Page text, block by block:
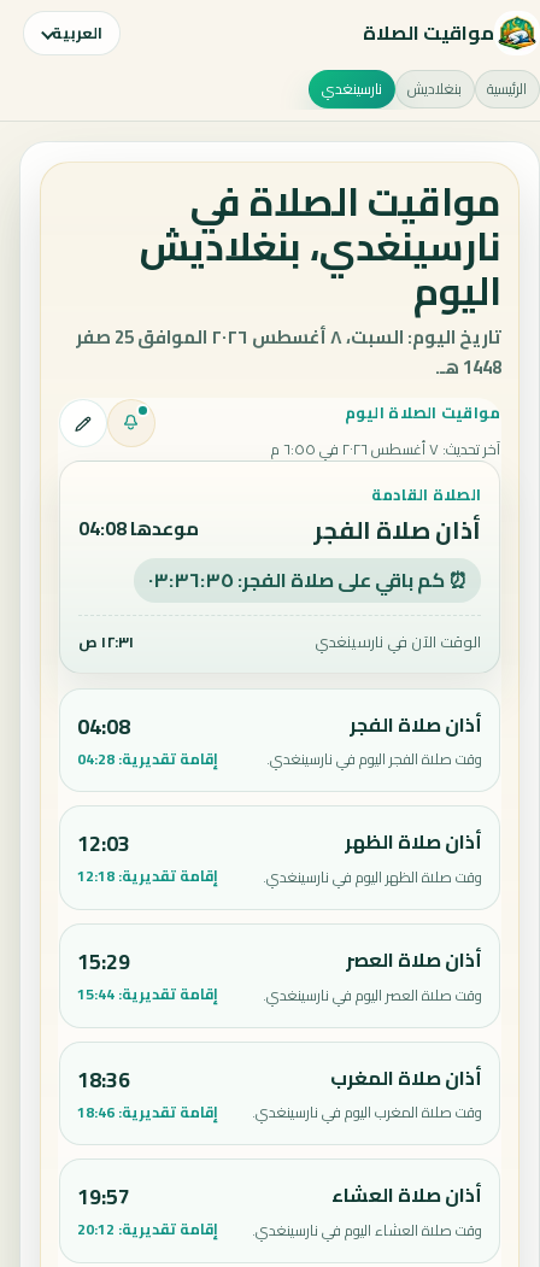
مواقيت الصلاة العربية
الرئيسية بنغلاديش نارسينغدي
مواقيت الصلاة في
نارسينغدي، بنغلاديش
اليوم
تاريخ اليوم: السبت، ٨ أغسطس ٢٠٢٦ الموافق 25 صفر
1448 هـ.
مواقيت الصلاة اليوم
آخر تحديث:٧ أغسطس ٢٠٢٦ في ٦:٥٥ م
الصلاة القادمة
أذان صلاة الفجر موعدها 04:08
⏰ كم باقي على صلاة الفجر: ٠٣:٣٦:٣٤
الوقت الآن في نارسينغدي ١٢:٣١ ص
أذان صلاة الفجر
وقت صلاة الفجر اليوم في نارسينغدي.
04:08
إقامة تقديرية:04:28
أذان صلاة الظهر
وقت صلاة الظهر اليوم في نارسينغدي.
12:03
إقامة تقديرية:12:18
أذان صلاة العصر
وقت صلاة العصر اليوم في نارسينغدي.
15:29
إقامة تقديرية:15:44
أذان صلاة المغرب
وقت صلاة المغرب اليوم في نارسينغدي.
18:36
إقامة تقديرية:18:46
أذان صلاة العشاء
وقت صلاة العشاء اليوم في نارسينغدي.
19:57
إقامة تقديرية: 20:12